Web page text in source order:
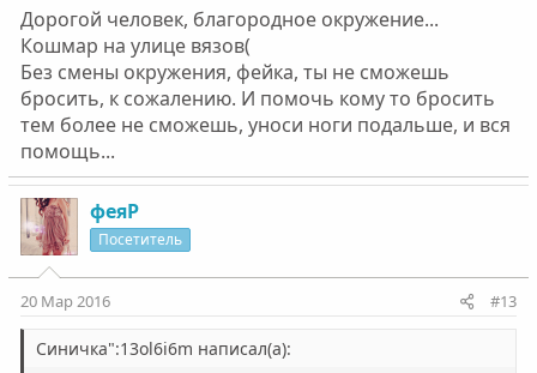
Дорогой человек, благородное окружение...
Кошмар на улице вязов(
Без смены окружения, фейка, ты не сможешь
бросить, к сожалению. И помочь кому то бросить
тем более не сможешь, уноси ноги подальше, и вся
помощь...
феяР
Посетитель
20 Мар 2016 #13
Синичка":13ol6i6m написал(а):